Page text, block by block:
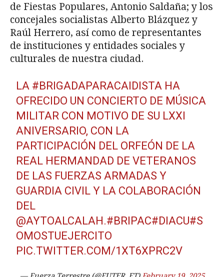
de Fiestas Populares, Antonio Saldaña; y los
concejales socialistas Alberto Blázquez y
Raúl Herrero, así como de representantes
de instituciones y entidades sociales y
culturales de nuestra ciudad.
LA #BRIGADAPARACAIDISTA HA
OFRECIDO UN CONCIERTO DE MÚSICA
MILITAR CON MOTIVO DE SU LXXI
ANIVERSARIO, CON LA
PARTICIPACIÓN DEL ORFEÓN DE LA
REAL HERMANDAD DE VETERANOS
DE LAS FUERZAS ARMADAS Y
GUARDIA CIVIL Y LA COLABORACIÓN
DEL
@AYTOALCALAH.#BRIPAC#DIACU#S
OMOSTUEJERCITO
PIC.TWITTER.COM/1XT6XPRC2V